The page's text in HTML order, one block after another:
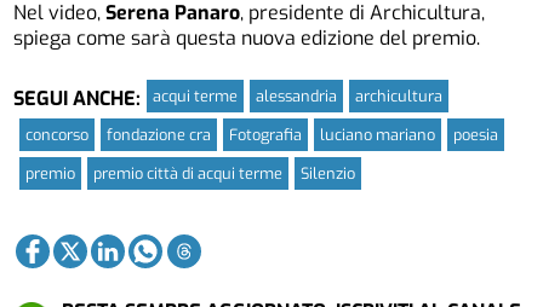
Nel video,Serena Panaro, presidente di Archicultura,
spiega come sarà questa nuova edizione del premio.
SEGUI ANCHE: acqui terme alessandria
archicultura
concorso
fondazione cra Fotografia luciano mariano
poesia
premio
premio città di acqui terme Silenzio